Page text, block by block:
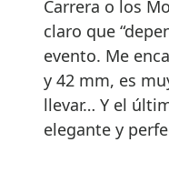
Carrera o los
claro que
evento. Me
y 42 mm, es
llevar… Y el
elegante y